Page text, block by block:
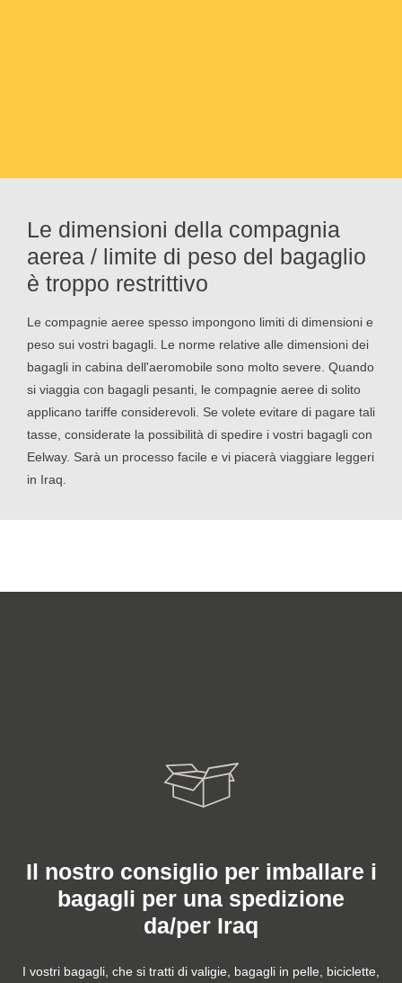
Le dimensioni della compagnia
aerea / limite di peso del bagaglio
è troppo restrittivo
Le compagnie aeree spesso impongono limiti di dimensioni e
peso sui vostri bagagli. Le norme relative alle dimensioni dei
bagagli in cabina dell'aeromobile sono molto severe. Quando
si viaggia con bagagli pesanti, le compagnie aeree di solito
applicano tariffe considerevoli. Se volete evitare di pagare tali
tasse, considerate la possibilità di spedire i vostri bagagli con
Eelway. Sarà un processo facile e vi piacerà viaggiare leggeri
in Iraq.
Il nostro consiglio per imballare i
bagagli per una spedizione
da/per Iraq
I vostri bagagli, che si tratti di valigie, bagagli in pelle, biciclette,